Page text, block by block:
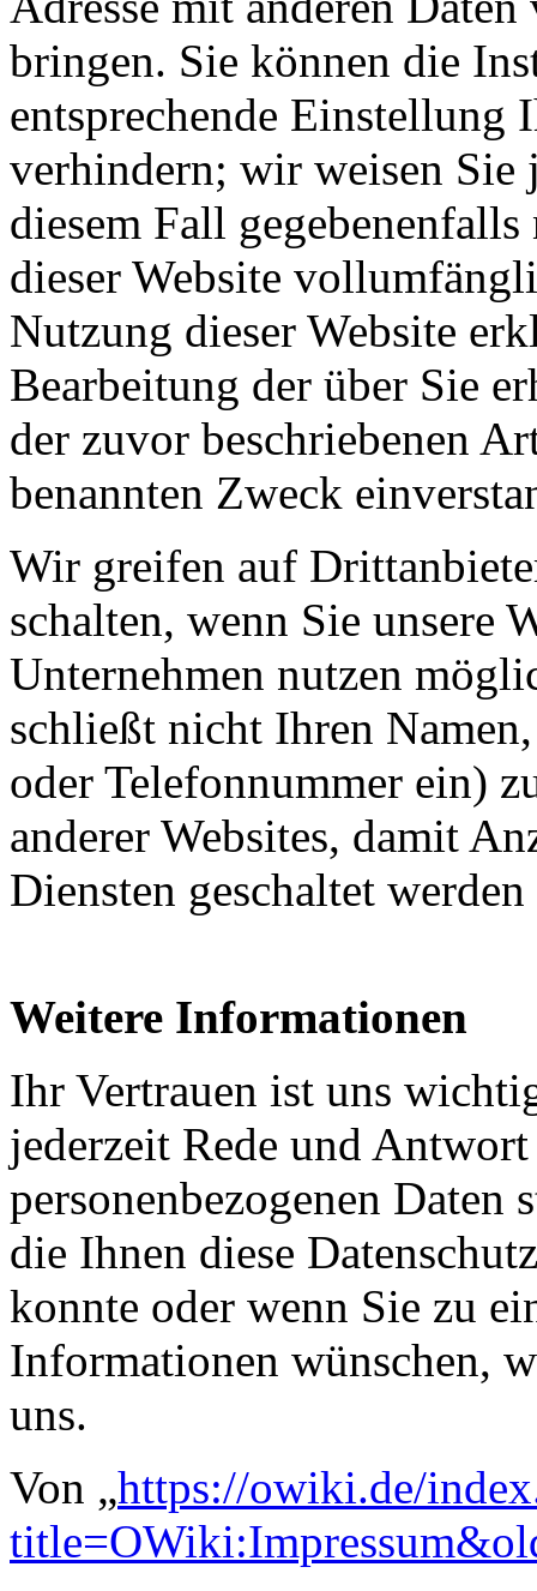
bringen. Sie können die
entsprechende Einstellung
verhindern; wir weisen Sie
diesem Fall
dieser Website
Nutzung dieser Website
Bearbeitung der über Sie
der zuvor beschriebenen
benannten Zweck
Wir greifen auf
schalten, wenn Sie unsere
Unternehmen nutzen
schließt nicht Ihren
oder Telefonnummer ein)
anderer Websites, damit
Diensten geschaltet
Weitere Informationen
Ihr Vertrauen ist uns
jederzeit Rede und
personenbezogenen Daten
die Ihnen diese
konnte oder wenn Sie zu
Informationen wünschen,
uns.
Von „https://owiki.de/